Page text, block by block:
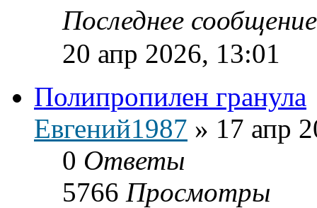
Последнее
20 апр 2026, 13:01
Полипропилен гранула
Евгений1987 » 17 апр
0 Ответы
5766 Просмотры